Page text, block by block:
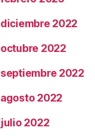
diciembre 2022
octubre 2022
septiembre 2022
agosto 2022
julio 2022